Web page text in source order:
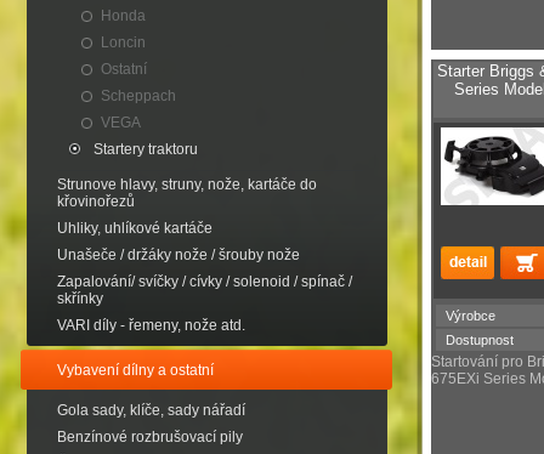
Honda
Loncin
Ostatní
Scheppach
VEGA
Startery traktoru
Strunove hlavy, struny, nože, kartáče do
křovinořezů
Uhliky, uhlíkové kartáče
Unašeče / držáky nože / šrouby nože
Zapalování/ svíčky / cívky / solenoid / spínač /
skřínky
VARI díly - řemeny, nože atd.
Vybavení dílny a ostatní
Gola sady, klíče, sady nářadí
Benzínové rozbrušovací pily
Starter Briggs
Series
Výrobce
Dostupnost
Startování pro
675EXi Series